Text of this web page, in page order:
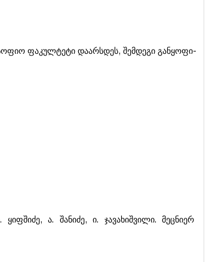
ფაკულტეტი დაარსდეს, შემდეგი განყოფი-
ა. შანიძე, ი. ჯავახიშვილი. მეცნიერ